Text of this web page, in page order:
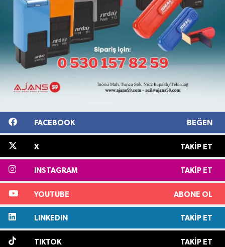
FACEBOOK BEĞEN
X TAKIP ET
INSTAGRAM TAKIP ET
YOUTUBE ABONE OL
LINKEDIN TAKIP ET
TIKTOK TAKIP ET